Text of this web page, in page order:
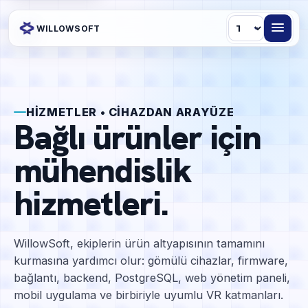
WILLOWSOFT Dil
HIZMETLER • CIHAZDAN ARAYÜZE
Bağlı ürünler için
mühendislik
hizmetleri.
WillowSoft, ekiplerin ürün altyapısının tamamını
kurmasına yardımcı olur: gömülü cihazlar, firmware,
bağlantı, backend, PostgreSQL, web yönetim paneli,
mobil uygulama ve birbiriyle uyumlu VR katmanları.